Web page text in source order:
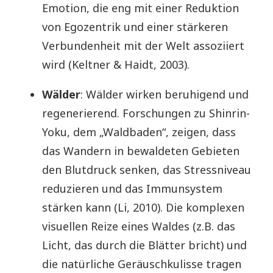
Emotion, die eng mit einer Reduktion
von Egozentrik und einer stärkeren
Verbundenheit mit der Welt assoziiert
wird (Keltner & Haidt, 2003).
Wälder: Wälder wirken beruhigend und
regenerierend. Forschungen zu Shinrin-
Yoku, dem „Waldbaden“, zeigen, dass
das Wandern in bewaldeten Gebieten
den Blutdruck senken, das Stressniveau
reduzieren und das Immunsystem
stärken kann (Li, 2010). Die komplexen
visuellen Reize eines Waldes (z.B. das
Licht, das durch die Blätter bricht) und
die natürliche Geräuschkulisse tragen